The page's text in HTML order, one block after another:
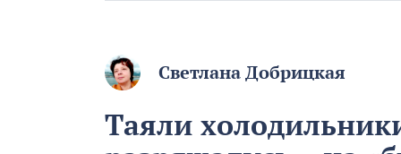
Светлана Добрицкая
Таяли